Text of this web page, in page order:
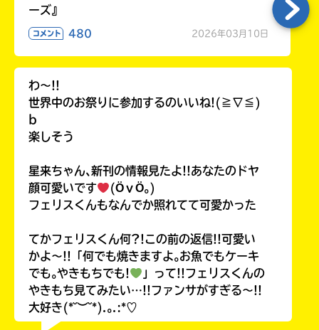
ーズ』
コメント 480 2026年03月10日
わ〜!!
世界中のお祭りに参加するのいいね!(≧∇≦)
b
楽しそう
星来ちゃん､新刊の情報見たよ!!あなたのドヤ
顔可愛いです
(ӦｖӦ｡)
フェリスくんもなんでか照れてて可愛かった
てかフェリスくん何?!この前の返信!!可愛い
かよ〜!!「何でも焼きますよ｡お魚でもケーキ
でも｡やきもちでも!
」って!!フェリスくんの
やきもち見てみたい…!!ファンサがすぎる〜!!
大好き(*˘︶˘*).｡.:*♡